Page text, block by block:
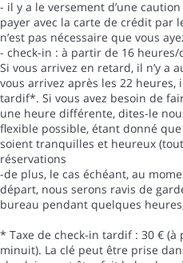
- il y a le versement d’une
payer avec la carte de crédit par
n’est pas nécessaire que vous
- check-in : à partir de 16
Si vous arrivez en retard, il n’y a
vous arrivez après les 22 heures,
tardif*. Si vous avez besoin de
une heure différente, dites-le
flexible possible, étant donné
soient tranquilles et heureux
réservations
-de plus, le cas échéant, au
départ, nous serons ravis de
bureau pendant quelques
* Taxe de check-in tardif : 30 €
minuit). La clé peut être prise